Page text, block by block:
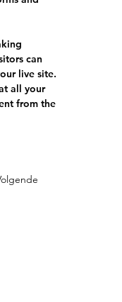
can
live site.
all your
from the